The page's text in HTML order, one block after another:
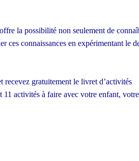
la possibilité non seulement de
ces connaissances en expérimentant le
recevez gratuitement le livret d’activités
11 activités à faire avec votre enfant,